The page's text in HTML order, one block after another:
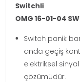
Switchli
OMG 16-01-04 SW
Switch panik
anda geçiş
elektriksel
çözümüdür.